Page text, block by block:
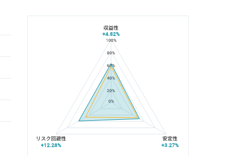
エルドミール目白台と目白台の平均値の総合評価の比較
100%
80%
60%
40%
20%
0%
収益性
+4.82%
リスク回避性
+12.28%
安定性
+3.27%